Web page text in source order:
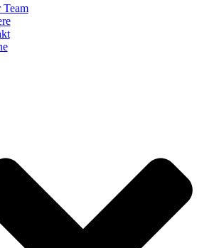
Team